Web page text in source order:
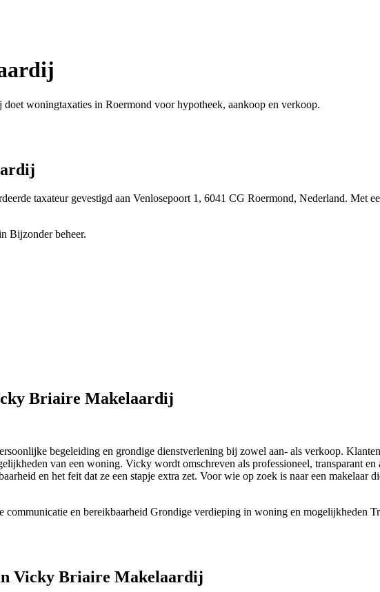
woningtaxaties in Roermond voor hypotheek, aankoop en verkoop.
taxateur gevestigd aan Venlosepoort 1, 6041 CG Roermond, Nederland. Met
Bijzonder beheer.
Briaire Makelaardij
begeleiding en grondige dienstverlening bij zowel aan- als verkoop.
van een woning. Vicky wordt omschreven als professioneel, transparant
en het feit dat ze een stapje extra zet. Voor wie op zoek is naar een makelaar
communicatie en bereikbaarheid Grondige verdieping in woning en mogelijkheden
Vicky Briaire Makelaardij